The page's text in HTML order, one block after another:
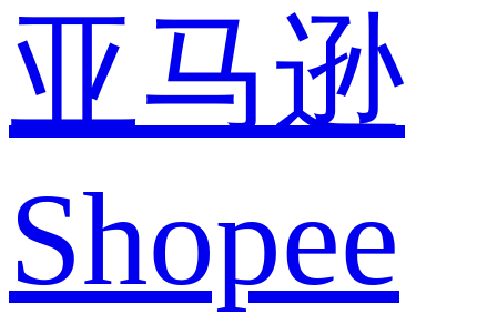
亚马逊
Shopee